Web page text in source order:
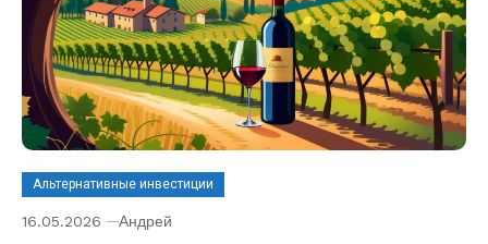
Альтернативные инвестиции
16.05.2026 Андрей